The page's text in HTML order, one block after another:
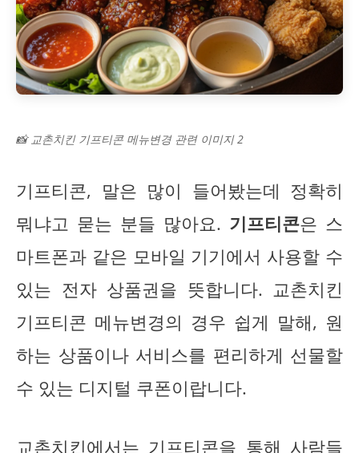
📸 교촌치킨 기프티콘 메뉴변경 관련 이미지 2
기프티콘, 말은 많이 들어봤는데 정확히
뭐냐고 묻는 분들 많아요. 기프티콘은 스
마트폰과 같은 모바일 기기에서 사용할 수
있는 전자 상품권을 뜻합니다. 교촌치킨
기프티콘 메뉴변경의 경우 쉽게 말해, 원
하는 상품이나 서비스를 편리하게 선물할
수 있는 디지털 쿠폰이랍니다.
교촌치킨에서는 기프티콘을 통해 사람들